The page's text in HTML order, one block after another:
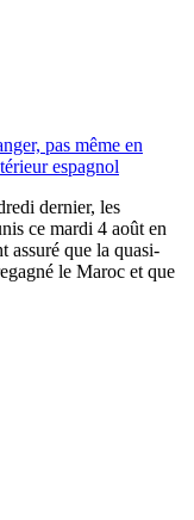
pas même en
espagnol
dernier, les
ce mardi 4 août en
assuré que la quasi-
le Maroc et que